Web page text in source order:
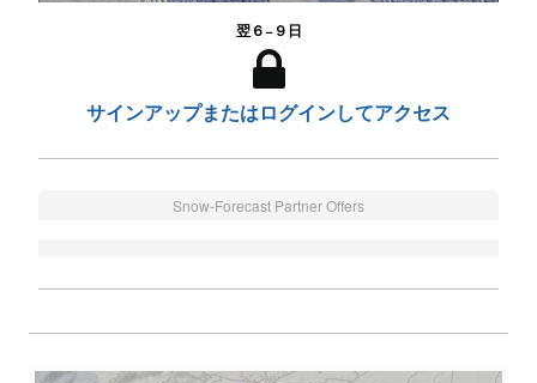
翌６−９日
サインアップまたはログインしてアクセス
Snow-Forecast Partner Offers